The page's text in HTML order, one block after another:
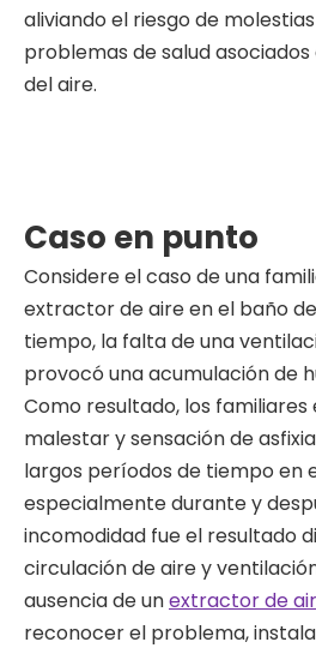
aliviando el riesgo de
problemas de salud
del aire.
Caso en punto
Considere el caso de una
extractor de aire en el baño
tiempo, la falta de una
provocó una acumulación de
Como resultado, los
malestar y sensación de
largos períodos de tiempo en
especialmente durante y
incomodidad fue el resultado
circulación de aire y
ausencia de unextractor de
reconocer el problema,